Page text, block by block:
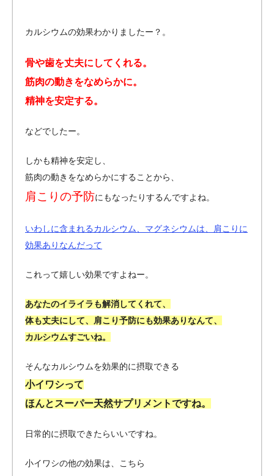
カルシウムの効果わかりましたー？。
骨や歯を丈夫にしてくれる。
筋肉の動きをなめらかに。
精神を安定する。
などでしたー。
しかも精神を安定し、
筋肉の動きをなめらかにすることから、
肩こりの予防にもなったりするんですよね。
いわしに含まれるカルシウム、マグネシウムは、肩こりに
効果ありなんだって
これって嬉しい効果ですよねー。
あなたのイライラも解消してくれて、
体も丈夫にして、肩こり予防にも効果ありなんて、
カルシウムすごいね。
そんなカルシウムを効果的に摂取できる
小イワシって
ほんとスーパー天然サプリメントですね。
日常的に摂取できたらいいですね。
小イワシの他の効果は、こちら